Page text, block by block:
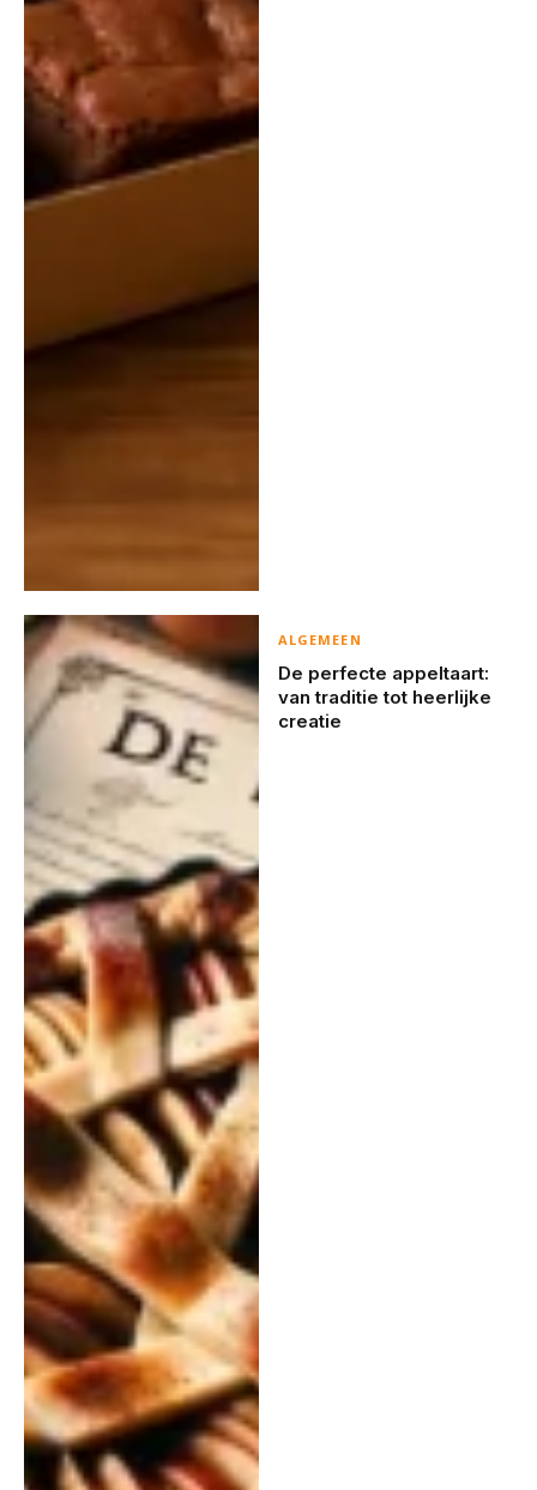
ALGEMEEN
De perfecte appeltaart:
van traditie tot heerlijke
creatie